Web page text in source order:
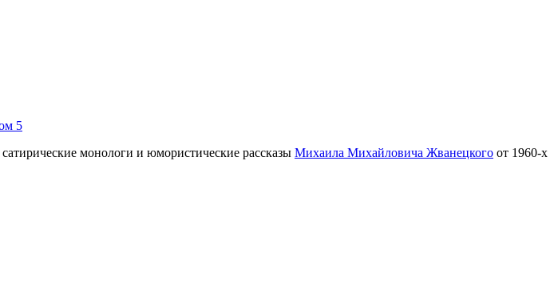
5
монологи и юмористические рассказы Михаила Михайловича Жванецкого от 1960-х